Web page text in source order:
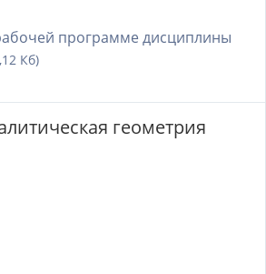
программе дисциплины
Кб)
геометрия